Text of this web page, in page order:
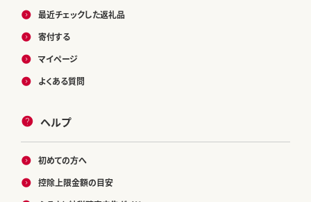
最近チェックした返礼品
寄付する
マイページ
よくある質問
ヘルプ
初めての方へ
控除上限金額の目安